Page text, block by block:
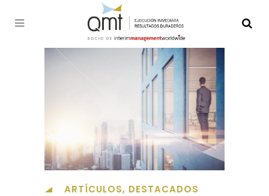
ARTÍCULOS, DESTACADOS